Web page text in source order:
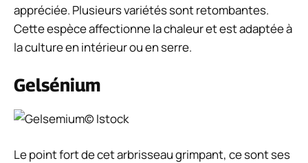
appréciée. Plusieurs variétés sont retombantes.
Cette espèce affectionne la chaleur et est adaptée à
la culture en intérieur ou en serre.
Gelsénium
© Istock
Le point fort de cet arbrisseau grimpant, ce sont ses